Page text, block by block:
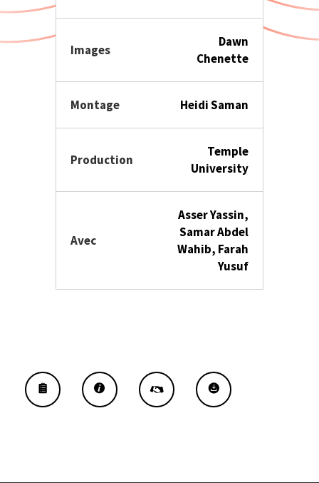
Images
Dawn
Chenette
Montage Heidi Saman
Production
Temple
University
Avec
Asser Yassin,
Samar Abdel
Wahib, Farah
Yusuf